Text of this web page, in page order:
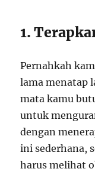
1.
Pernahkah
lama menatap
mata kamu
untuk
dengan
ini sederhana,
harus melihat